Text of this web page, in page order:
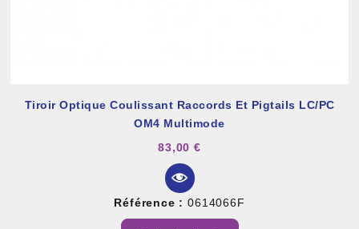
Tiroir Optique Coulissant Raccords Et Pigtails LC/PC
OM4 Multimode
83,00 €
Référence : 0614066F